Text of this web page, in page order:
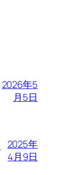
2026年5
月5日
2025年
4月9日